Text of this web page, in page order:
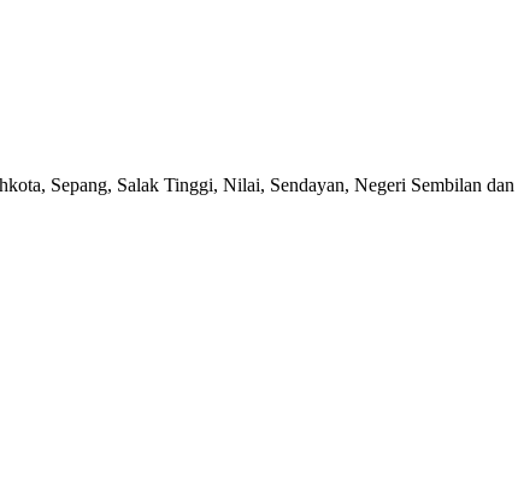
Sepang, Salak Tinggi, Nilai, Sendayan, Negeri Sembilan dan